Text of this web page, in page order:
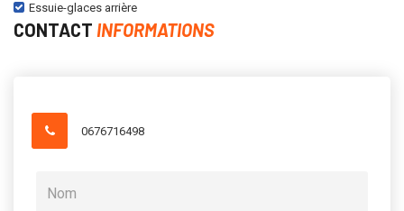
Essuie-glaces arrière
CONTACT INFORMATIONS
0676716498